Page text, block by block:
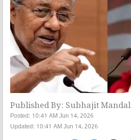
Published By: Subhajit Mandal
Posted: 10:41 AM Jun 14, 2026
Updated: 10:41 AM Jun 14, 2026